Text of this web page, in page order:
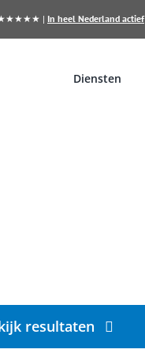
| ★★★★★ | In heel Nederland actief
Diensten
resultaten